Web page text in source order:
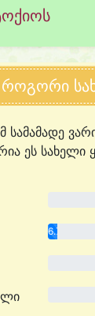
როგორი
სამამადე
ეს სახელი
6.7%